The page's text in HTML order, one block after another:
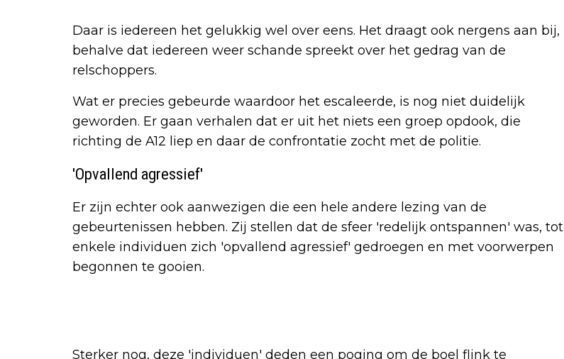
Daar is iedereen het gelukkig wel over eens. Het draagt ook nergens aan bij,
behalve dat iedereen weer schande spreekt over het gedrag van de
relschoppers.
Wat er precies gebeurde waardoor het escaleerde, is nog niet duidelijk
geworden. Er gaan verhalen dat er uit het niets een groep opdook, die
richting de A12 liep en daar de confrontatie zocht met de politie.
'Opvallend agressief'
Er zijn echter ook aanwezigen die een hele andere lezing van de
gebeurtenissen hebben. Zij stellen dat de sfeer 'redelijk ontspannen' was, tot
enkele individuen zich 'opvallend agressief' gedroegen en met voorwerpen
begonnen te gooien.
Sterker nog, deze 'individuen' deden een poging om de boel flink te